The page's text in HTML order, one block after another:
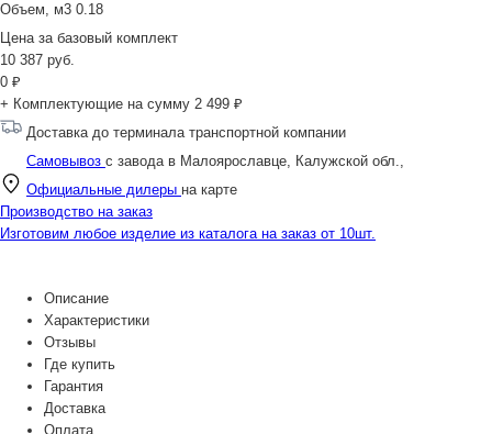
Объем, м3 0.18
Цена за базовый комплект
10 387 руб.
0 ₽
+ Комплектующие на сумму 2 499 ₽
Доставка до терминала транспортной компании
Самовывоз с завода в Малоярославце, Калужской обл.,
Официальные дилеры на карте
Производство на заказ
Изготовим любое изделие из каталога на заказ от 10шт.
Описание
Характеристики
Отзывы
Где купить
Гарантия
Доставка
Оплата